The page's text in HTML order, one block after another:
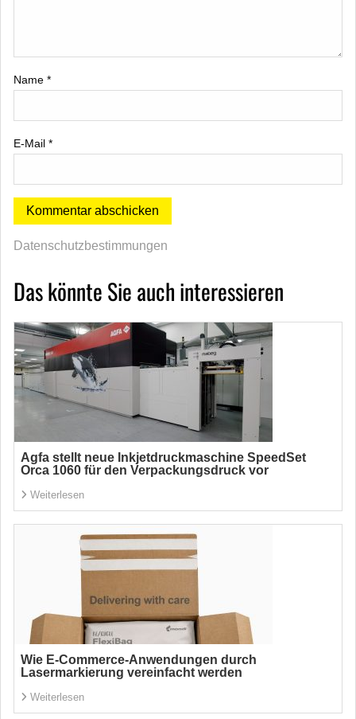
Name *
E-Mail *
Datenschutzbestimmungen
Das könnte Sie auch interessieren
Agfa stellt neue Inkjetdruckmaschine SpeedSet
Orca 1060 für den Verpackungsdruck vor
Weiterlesen
Wie E-Commerce-Anwendungen durch
Lasermarkierung vereinfacht werden
Weiterlesen